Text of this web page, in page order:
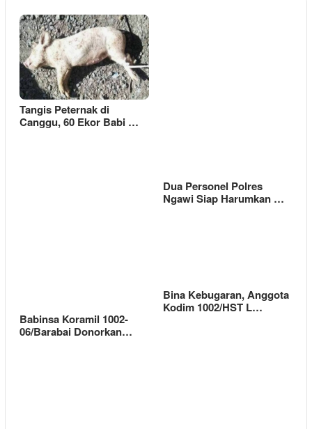
Tangis Peternak di
Canggu, 60 Ekor Babi …
Dua Personel Polres
Ngawi Siap Harumkan …
Babinsa Koramil 1002-
06/Barabai Donorkan…
Bina Kebugaran, Anggota
Kodim 1002/HST L…